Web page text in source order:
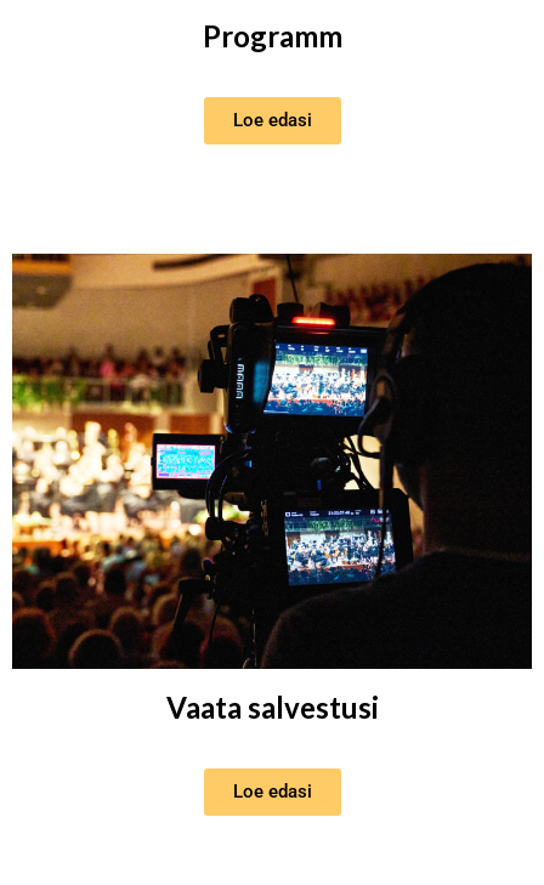
Programm
Loe edasi
Vaata salvestusi
Loe edasi